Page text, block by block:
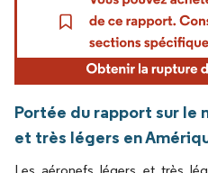
Portée du rapport sur le
et très légers en